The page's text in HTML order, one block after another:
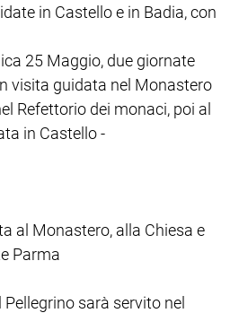
in Castello e in Badia, con
25 Maggio, due giornate
visita guidata nel Monastero
Refettorio dei monaci, poi al
in Castello -
al Monastero, alla Chiesa e
Parma
Pellegrino sarà servito nel